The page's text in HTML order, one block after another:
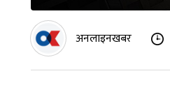
अनलाइनखबर